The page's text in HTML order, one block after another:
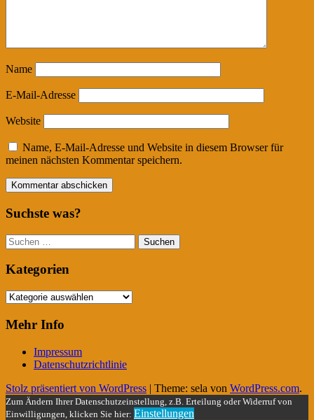
Name
E-Mail-Adresse
Website
Name, E-Mail-Adresse und Website in diesem Browser für
meinen nächsten Kommentar speichern.
Suchste was?
Suchen
nach:
Kategorien
Kategorien
Mehr Info
Impressum
Datenschutzrichtlinie
Stolz präsentiert von WordPress | Theme: sela von WordPress.com.
Zum Ändern Ihrer Datenschutzeinstellung, z.B. Erteilung oder Widerruf von
Einwilligungen, klicken Sie hier: Einstellungen